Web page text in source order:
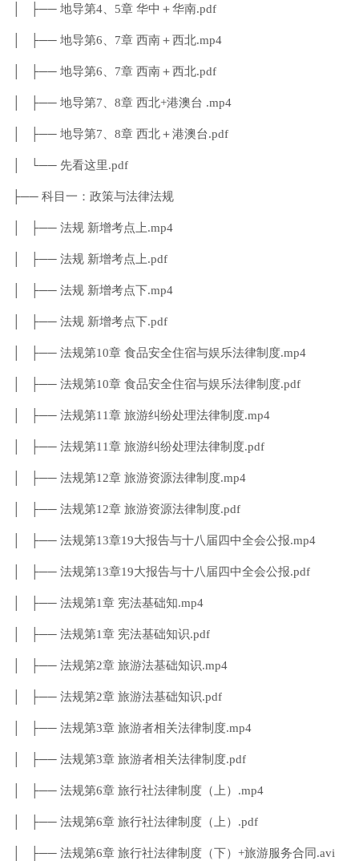
│ ├── 地导第4、5章 华中＋华南.pdf
│ ├── 地导第6、7章 西南＋西北.mp4
│ ├── 地导第6、7章 西南＋西北.pdf
│ ├── 地导第7、8章 西北+港澳台 .mp4
│ ├── 地导第7、8章 西北＋港澳台.pdf
│ └── 先看这里.pdf
├── 科目一：政策与法律法规
│ ├── 法规 新增考点上.mp4
│ ├── 法规 新增考点上.pdf
│ ├── 法规 新增考点下.mp4
│ ├── 法规 新增考点下.pdf
│ ├── 法规第10章 食品安全住宿与娱乐法律制度.mp4
│ ├── 法规第10章 食品安全住宿与娱乐法律制度.pdf
│ ├── 法规第11章 旅游纠纷处理法律制度.mp4
│ ├── 法规第11章 旅游纠纷处理法律制度.pdf
│ ├── 法规第12章 旅游资源法律制度.mp4
│ ├── 法规第12章 旅游资源法律制度.pdf
│ ├── 法规第13章19大报告与十八届四中全会公报.mp4
│ ├── 法规第13章19大报告与十八届四中全会公报.pdf
│ ├── 法规第1章 宪法基础知.mp4
│ ├── 法规第1章 宪法基础知识.pdf
│ ├── 法规第2章 旅游法基础知识.mp4
│ ├── 法规第2章 旅游法基础知识.pdf
│ ├── 法规第3章 旅游者相关法律制度.mp4
│ ├── 法规第3章 旅游者相关法律制度.pdf
│ ├── 法规第6章 旅行社法律制度（上）.mp4
│ ├── 法规第6章 旅行社法律制度（上）.pdf
│ ├── 法规第6章 旅行社法律制度（下）+旅游服务合同.avi